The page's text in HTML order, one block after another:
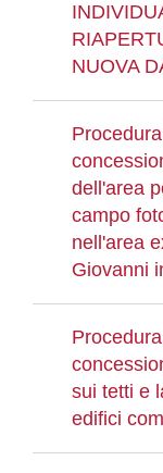
NUOVA
dell'area
campo
nell'area
Giovanni
sui tetti e
edifici